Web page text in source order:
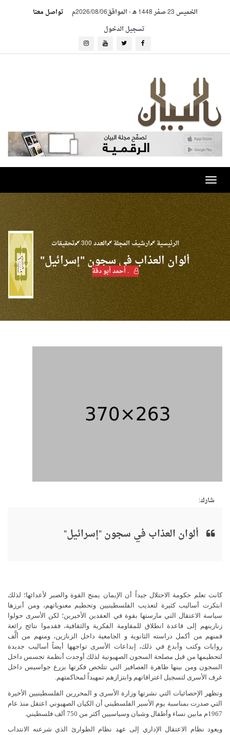
الخميس 23 صفر 1448 هـ -الموافق2026/08/06م
تواصل معنا
تسجيل الدخول
Toggle
navigation
الرئيسية ارشيف المجلة العدد 300 تحقيقات
ألوان العذاب في سجون "إسرائيل"
. أحمد أبو دقة
شارك:
ألوان العذاب في سجون "إسرائيل"
كانت تعلم حكومة الاحتلال جيداً أن الإيمان يمنح القوة والصبر لأعدائها؛ لذلك
ابتكرت أساليب كثيرة لتعذيب الفلسطينيين وتحطيم معنوياتهم، ومن أبرزها
سياسة الاعتقال التي مارستها بقوة في العقدين الأخيرين؛ لكن الأسرى حولوا
زنازينهم إلى قاعدة انطلاق للمقاومة الفكرية والثقافية، فقدموا نتائج رائعة
فمنهم من أكمل دراسته الثانوية و الجامعية داخل الزنازين، ومنهم من ألَّف
روايات وكتب وأبدع في ذلك، إبداعات الأسرى تواجهها أيضاً أساليب جديدة
لتحطيمها من قبل مصلحة السجون الصهيونية لذلك أوجدت أنظمة تجسس داخل
السجون ومن بينها ظاهرة العصافير التي تتلخص فكرتها بزرع جواسيس داخل
غرف الأسرى لتسجيل اعترافاتهم وابتزازهم تمهيداً لمحاكمتهم.
وتظهر الإحصائيات التي نشرتها وزارة الأسرى و المحررين الفلسطينيين الأخيرة
التي صدرت بمناسبة يوم الأسير الفلسطيني أن الكيان الصهيوني اعتقل منذ عام
1967م مابين نساء وأطفال وشبان وسياسيين أكثر من 750 ألف فلسطيني.
ويعود نظام الاعتقال الإداري إلى عهد نظام الطوارئ الذي شرعنه الانتداب